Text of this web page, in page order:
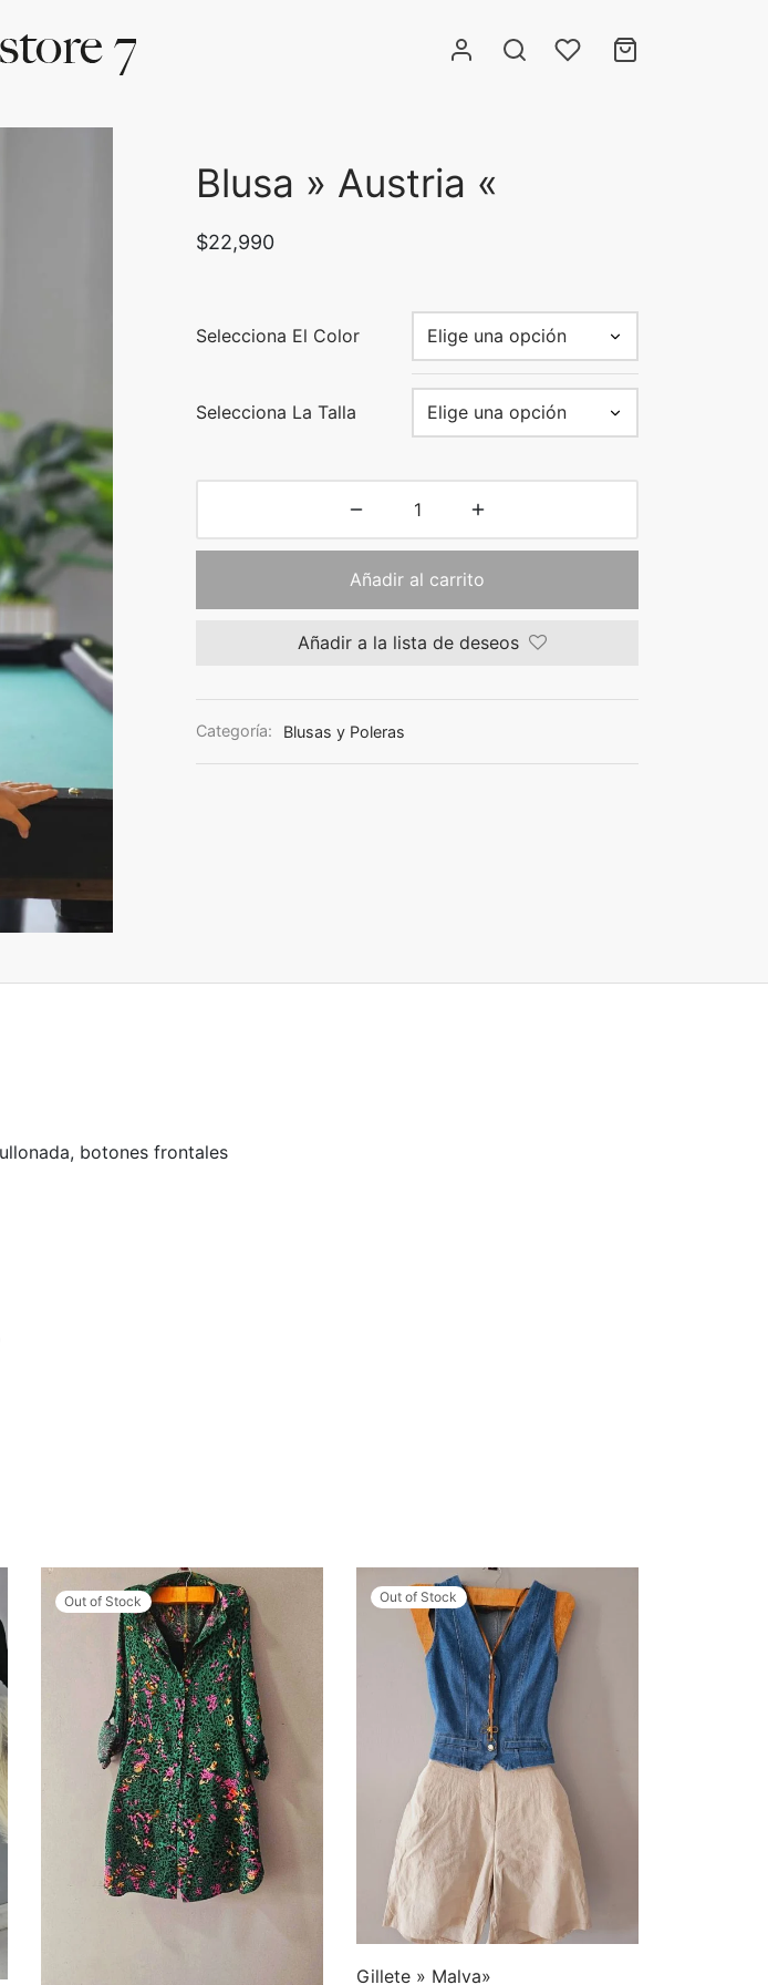
Blusa » Austria «
$22,990
Selecciona El Color
Selecciona La Talla
Añadir al carrito
Añadir a la lista de deseos
Categoría: Blusas y Poleras
botones frontales
Out of Stock Out of Stock
Gillete » Malva»